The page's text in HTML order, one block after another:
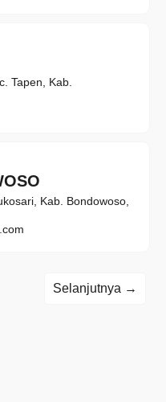
Tapen, Kab.
Kab. Bondowoso,
Selanjutnya →